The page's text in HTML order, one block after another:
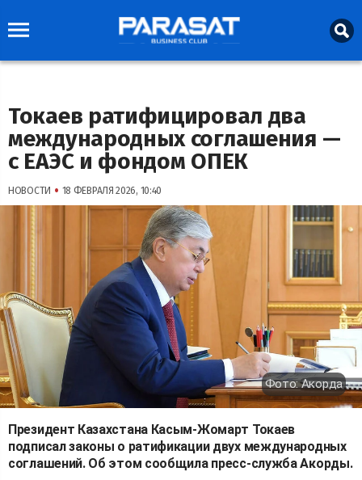
Токаев ратифицировал два
международных соглашения —
с ЕАЭС и фондом ОПЕК
НОВОСТИ • 18 ФЕВРАЛЯ 2026, 10:40
Фото: Акорда
Президент Казахстана Касым-Жомарт Токаев
подписал законы о ратификации двух международных
соглашений. Об этом сообщила пресс-служба Акорды.